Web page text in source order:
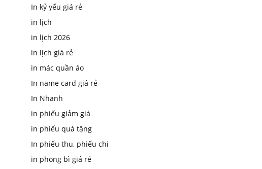
In kỷ yếu giá rẻ
in lịch
in lịch 2026
in lịch giá rẻ
in mác quần áo
In name card giá rẻ
In Nhanh
in phiếu giảm giá
in phiếu quà tặng
In phiếu thu, phiếu chi
in phong bì giá rẻ